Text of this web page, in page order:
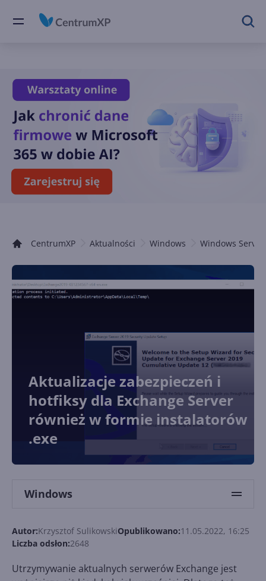
CentrumXP Aktualności Windows Windows Server
Aktualizacje zabezpieczeń i
hotfiksy dla Exchange Server
również w formie instalatorów
.exe
Windows
Autor:Krzysztof SulikowskiOpublikowano:11.05.2022, 16:25
Liczba odsłon:2648
Utrzymywanie aktualnych serwerów Exchange jest